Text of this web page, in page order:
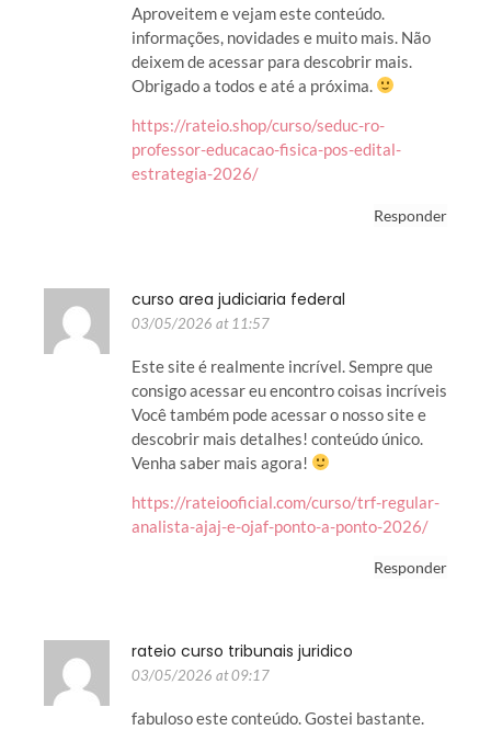
Aproveitem e vejam este conteúdo.
informações, novidades e muito mais. Não
deixem de acessar para descobrir mais.
Obrigado a todos e até a próxima.
https://rateio.shop/curso/seduc-ro-
professor-educacao-fisica-pos-edital-
estrategia-2026/
Responder
curso area judiciaria federal
03/05/2026 at 11:57
Este site é realmente incrível. Sempre que
consigo acessar eu encontro coisas incríveis
Você também pode acessar o nosso site e
descobrir mais detalhes! conteúdo único.
Venha saber mais agora!
https://rateiooficial.com/curso/trf-regular-
analista-ajaj-e-ojaf-ponto-a-ponto-2026/
Responder
rateio curso tribunais juridico
03/05/2026 at 09:17
fabuloso este conteúdo. Gostei bastante.